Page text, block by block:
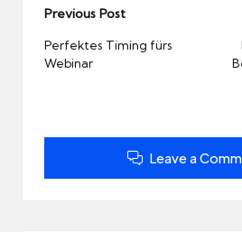
Post
navigation
Previous Post
Perfektes Timing fürs
Webinar
Leave a